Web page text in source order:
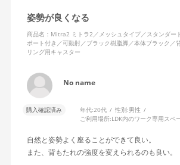
姿勢が良くなる
商品名：Mitra2 ミトラ2／メッシュタイプ／スタンダー
ポート付き／可動肘／ブラック樹脂脚／本体ブラック／
リング用キャスター
No name
購入確認済み 年代:20代 性別:男性
ご利用場所:LDK内のワーク専用スペ
自然と姿勢よく座ることができて良い。
また、背もたれの強度を変えられるのも良い。